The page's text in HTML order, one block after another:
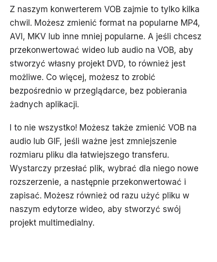
Z naszym konwerterem VOB zajmie to tylko kilka
chwil. Możesz zmienić format na popularne MP4,
AVI, MKV lub inne mniej popularne. A jeśli chcesz
przekonwertować wideo lub audio na VOB, aby
stworzyć własny projekt DVD, to również jest
możliwe. Co więcej, możesz to zrobić
bezpośrednio w przeglądarce, bez pobierania
żadnych aplikacji.
I to nie wszystko! Możesz także zmienić VOB na
audio lub GIF, jeśli ważne jest zmniejszenie
rozmiaru pliku dla łatwiejszego transferu.
Wystarczy przesłać plik, wybrać dla niego nowe
rozszerzenie, a następnie przekonwertować i
zapisać. Możesz również od razu użyć pliku w
naszym edytorze wideo, aby stworzyć swój
projekt multimedialny.